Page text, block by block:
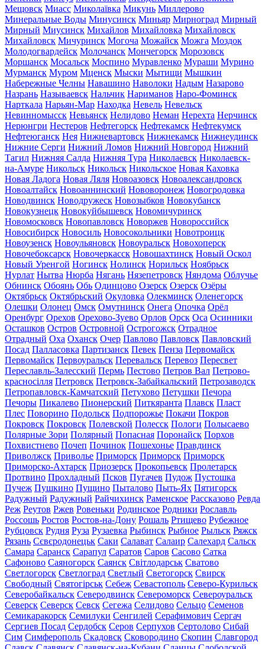
Мещовск Миасс Миколаївка Микунь Миллерово
Минеральные Воды Минусинск Миньяр Мирноград Мирный
Мирный Миусинск Михайлов Михайловка Михайловск
Михайловск Мичуринск Могоча Можайск Можга Моздок
Молодогвардейск Молочанск Мончегорск Морозовск
Моршанск Мосальск Моспино Муравленко Мураши Мурино
Мурманск Муром Мценск Мыски Мытищи Мышкин
Набережные Челны Навашино Наволоки Надым Назарово
Назрань Называевск Нальчик Нариманов Наро-Фоминск
Нарткала Нарьян-Мар Находка Невель Невельск
Невинномысск Невьянск Нелидово Неман Нерехта Нерчинск
Нерюнгри Нестеров Нефтегорск Нефтекамск Нефтекумск
Нефтеюганск Нея Нижневартовск Нижнекамск Нижнеудинск
Нижние Серги Нижний Ломов Нижний Новгород Нижний
Тагил Нижняя Салда Нижняя Тура Николаевск Николаевск-
на-Амуре Никольск Никольск Никольское Новая Каховка
Новая Ладога Новая Ляля Новоазовск Новоалександровск
Новоалтайск Новоаннинский Нововоронеж Новогродовка
Новодвинск Новодружеск Новозыбков Новокубанск
Новокузнецк Новокуйбышевск Новомичуринск
Новомосковск Новопавловск Новоржев Новороссийск
Новосибирск Новосиль Новосокольники Новотроицк
Новоузенск Новоульяновск Новоуральск Новохоперск
Новочебоксарск Новочеркасск Новошахтинск Новый Оскол
Новый Уренгой Ногинск Нолинск Норильск Ноябрьск
Нурлат Нытва Нюрба Нягань Нязепетровск Няндома Облучье
Обнинск Обоянь Обь Одинцово Озерск Озерск Озёры
Октябрьск Октябрьский Окуловка Олекминск Оленегорск
Олешки Олонец Омск Омутнинск Онега Опочка Орёл
Оренбург Орехов Орехово-Зуево Орлов Орск Оса Осинники
Осташков Остров Островной Острогожск Отрадное
Отрадный Оха Оханск Очер Павлово Павловск Павловский
Посад Палласовка Партизанск Певек Пенза Первомайск
Первомайск Первоуральск Перевальск Перевоз Пересвет
Переславль-Залесский Пермь Пестово Петров Вал Петрово-
красносілля Петровск Петровск-Забайкальский Петрозаводск
Петропавловск-Камчатский Петухово Петушки Печора
Печоры Пикалево Пионерский Питкяранта Плавск Пласт
Плес Поворино Подольск Подпорожье Покачи Покров
Покровск Покровск Полевской Полесск Пологи Полысаево
Полярные Зори Полярный Попасная Поронайск Порхов
Похвистнево Почеп Починок Пошехонье Правдинск
Приволжск Приволье Приморск Приморск Приморск
Приморско-Ахтарск Приозерск Прокопьевск Пролетарск
Протвино Прохладный Псков Пугачев Пудож Пустошка
Пучеж Пушкино Пущино Пыталово Пыть-Ях Пятигорск
Радужный Радужный Райчихинск Раменское Рассказово Ревда
Реж Реутов Ржев Ровеньки Родинское Родники Рославль
Россошь Ростов Ростов-на-Дону Рошаль Ртищево Рубежное
Рубцовск Рудня Руза Рузаевка Рыбинск Рыбное Рыльск Ряжск
Рязань Сєвєродонецьк Саки Салават Салаир Салехард Сальск
Самара Саранск Сарапул Саратов Саров Сасово Сатка
Сафоново Саяногорск Саянск Світлодарськ Сватово
Светлогорск Светлоград Светлый Светогорск Свирск
Свободный Святогірськ Себеж Севастополь Северо-Курильск
Северобайкальск Северодвинск Североморск Североуральск
Северск Северск Севск Сегежа Селидово Сельцо Семенов
Семикаракорск Семилуки Сенгилей Серафимович Сергач
Сергиев Посад Сердобск Серов Серпухов Сертолово Сибай
Сим Симферополь Скадовск Сковородино Скопин Славгород